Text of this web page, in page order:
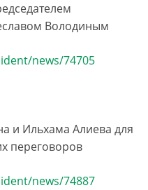
Володиным
news/74705
и Ильхама Алиева для
переговоров
news/74887